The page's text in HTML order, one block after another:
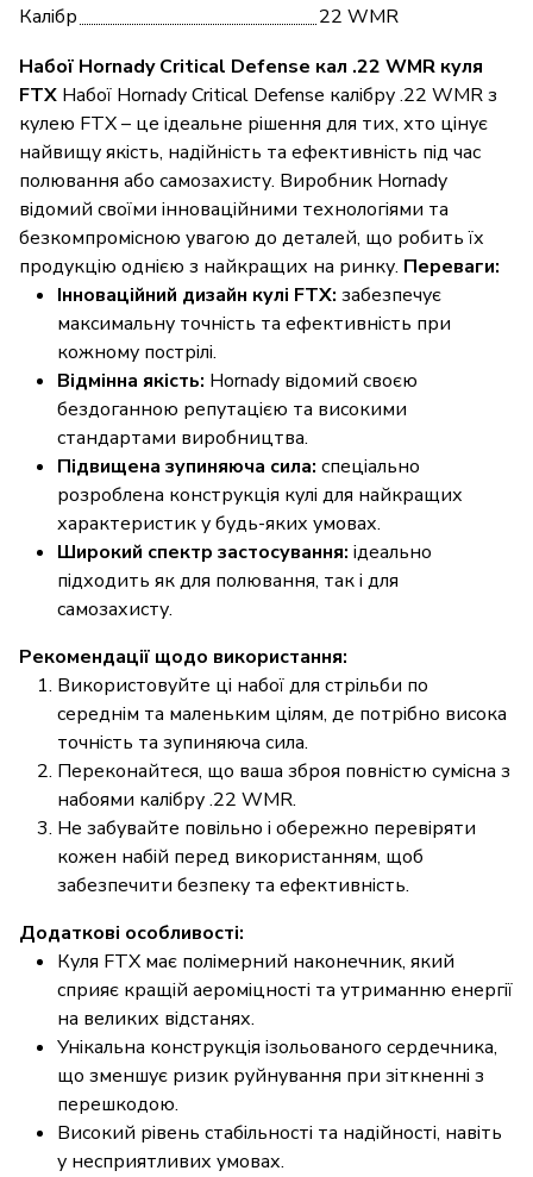
Калібр
22 WMR
Набої Hornady Critical Defense кал .22 WMR куля
FTX Набої Hornady Critical Defense калібру .22 WMR з
кулею FTX – це ідеальне рішення для тих, хто цінує
найвищу якість, надійність та ефективність під час
полювання або самозахисту. Виробник Hornady
відомий своїми інноваційними технологіями та
безкомпромісною увагою до деталей, що робить їх
продукцію однією з найкращих на ринку. Переваги:
Інноваційний дизайн кулі FTX: забезпечує
максимальну точність та ефективність при
кожному пострілі.
Відмінна якість: Hornady відомий своєю
бездоганною репутацією та високими
стандартами виробництва.
Підвищена зупиняюча сила: спеціально
розроблена конструкція кулі для найкращих
характеристик у будь-яких умовах.
Широкий спектр застосування: ідеально
підходить як для полювання, так і для
самозахисту.
Рекомендації щодо використання:
Використовуйте ці набої для стрільби по
середнім та маленьким цілям, де потрібно висока
точність та зупиняюча сила.
Переконайтеся, що ваша зброя повністю сумісна з
набоями калібру .22 WMR.
Не забувайте повільно і обережно перевіряти
кожен набій перед використанням, щоб
забезпечити безпеку та ефективність.
Додаткові особливості:
Куля FTX має полімерний наконечник, який
сприяє кращій аероміцності та утриманню енергії
на великих відстанях.
Унікальна конструкція ізольованого сердечника,
що зменшує ризик руйнування при зіткненні з
перешкодою.
Високий рівень стабільності та надійності, навіть
у несприятливих умовах.